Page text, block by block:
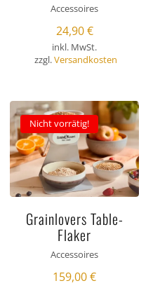
Accessoires
24,90€
inkl. MwSt.
zzgl.Versandkosten
Nicht vorrätig!
Grainlovers Table-
Flaker
Accessoires
159,00€